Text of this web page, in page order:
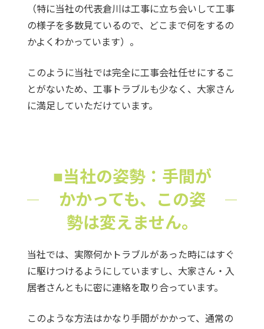
（特に当社の代表倉川は工事に立ち会いして工事
の様子を多数見ているので、どこまで何をするの
かよくわかっています）。
このように当社では完全に工事会社任せにするこ
とがないため、工事トラブルも少なく、大家さん
に満足していただけています。
■当社の姿勢：手間が
かかっても、この姿
勢は変えません。
当社では、実際何かトラブルがあった時にはすぐ
に駆けつけるようにしていますし、大家さん・入
居者さんともに密に連絡を取り合っています。
このような方法はかなり手間がかかって、通常の